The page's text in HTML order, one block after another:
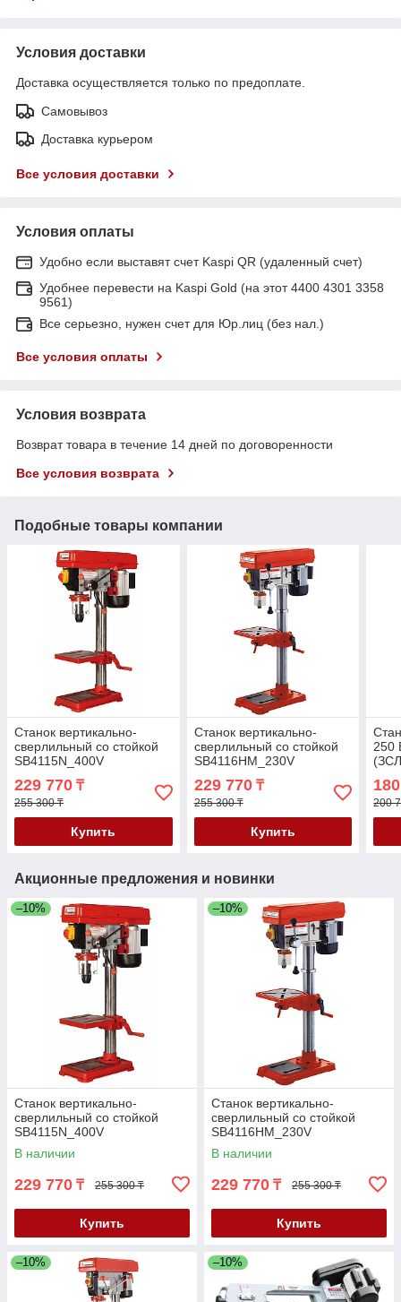
Условия доставки
Доставка осуществляется только по предоплате.
Самовывоз
Доставка курьером
Все условия доставки
Условия оплаты
Удобно если выставят счет Kaspi QR (удаленный счет)
Удобнее перевести на Kaspi Gold (на этот 4400 4301 3358
9561)
Все серьезно, нужен счет для Юр.лиц (без нал.)
Все условия оплаты
Условия возврата
Возврат товара в течение 14 дней по договоренности
Все условия возврата
Подобные товары компании
Станок вертикально-
сверлильный со стойкой
SB4115N_400V
229 770 ₸
255 300 ₸
Купить
Станок вертикально-
сверлильный со стойкой
SB4116HM_230V
229 770₸
255 300 ₸
Купить
250
200
Акционные предложения и новинки
–10%
Станок вертикально-
сверлильный со стойкой
SB4115N_400V
В наличии
229 770 ₸ 255 300 ₸
Купить
–10%
Станок вертикально-
сверлильный со стойкой
SB4116HM_230V
В наличии
229 770 ₸ 255 300 ₸
Купить
–10% –10%